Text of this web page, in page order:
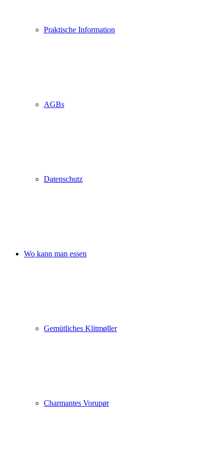
Praktische Information
AGBs
Datenschutz
Wo kann man essen
Gemütliches Klitmøller
Charmantes Vorupør